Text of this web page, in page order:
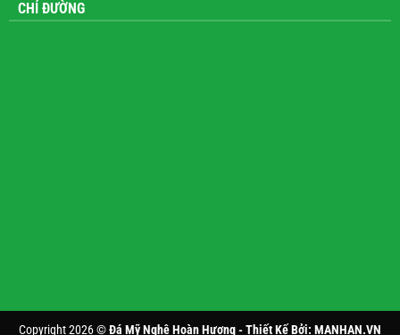
CHỈ ĐƯỜNG
Copyright 2026 ©Đá Mỹ Nghệ Hoàn Hương - Thiết Kế Bởi: MANHAN.VN